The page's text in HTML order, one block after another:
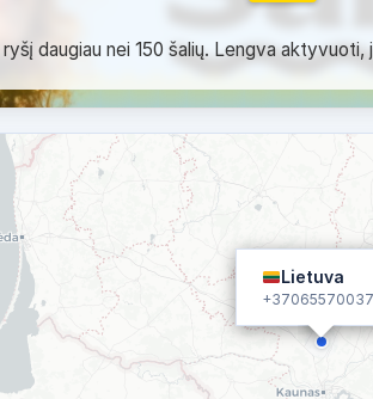
daugiau nei 150 šalių. Lengva
Lietuva
+37065570037